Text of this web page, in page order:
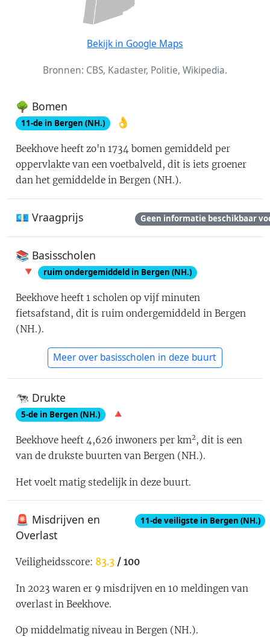
Bekijk in Google Maps
Bronnen: CBS, Kadaster, Politie, Wikipedia.
🌳 Bomen
11-de in Bergen (NH.) 👌
Beekhove heeft zo'n1734 bomen gemiddeld per
oppervlakte van een voetbalveld, dit isiets groener
dan het gemiddelde in Bergen (NH.).
💶 Vraagprijs Geen informatie beschikbaar
📚 Basisscholen
🔻
ruim ondergemiddeld in Bergen (NH.)
Beekhove heeft1 scholen op vijf minuten
fietsafstand, dit isruim ondergemiddeld in Bergen
(NH.).
Meer over basisscholen in deze buurt
🐄 Drukte
5-de in Bergen (NH.) 🔺
Beekhove heeft4,626 inwoners per km2, dit iseen
van de drukste buurten van Bergen (NH.).
Het voelt matig stedelijk in deze buurt.
🚨 Misdrijven en
Overlast
11-deveiligste in Bergen (NH.)
Veiligheidsscore: 83.3 / 100
In 2023 waren er 9 misdrijven en 10 meldingen van
overlast in Beekhove.
Op middelmatig niveau in Bergen (NH.).